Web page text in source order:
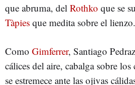
que abruma, del Rothko que se
Tàpies que medita sobre el lienzo.
Como Gimferrer, Santiago
cálices del aire, cabalga sobre los
se estremece ante las ojivas